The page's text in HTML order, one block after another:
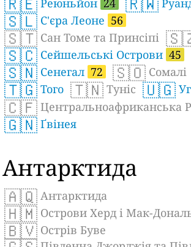
🇸🇱 С'єра Леоне 56
🇸🇹 Сан Томе та Принсіпі
🇸🇨 Сейшельські Острови 45
🇸🇳 Сенегал 72 🇸🇴 Сомалі
🇹🇬 Того 🇹🇳 Туніс 🇺🇬
🇨🇫 Центральноафриканська
🇬🇳 Ґвінея
Антарктида
🇦🇶 Антарктида
🇭🇲 Острови Херд і Мак-
🇧🇻 Острів Буве